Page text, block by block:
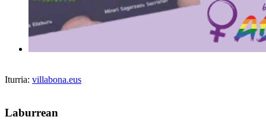
Iturria: villabona.eus
Laburrean